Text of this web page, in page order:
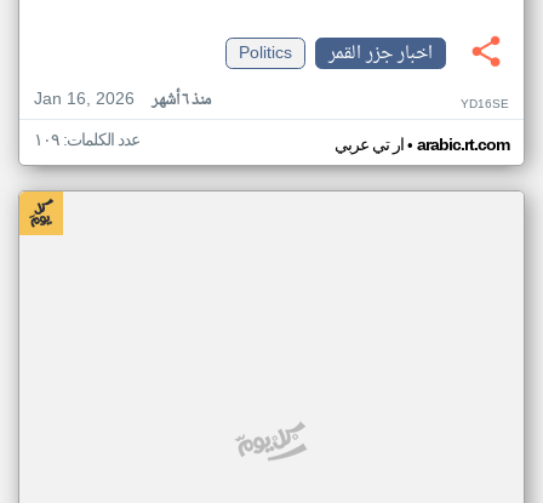
اخبار جزر القمر
Politics
Jan 16, 2026
منذ ٦ أشهر YD16SE
ار تي عربي• arabic.rt.com عدد الكلمات: ١٠٩